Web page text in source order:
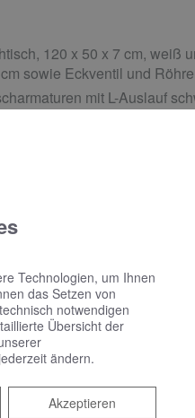
120 x 50 x 7 cm, weiß
sowie Eckventil und
mit L-Auslauf
Leuchte und Glasablage,
x 154,6 x 37,6 cm,
und Schallschutzset
112 cm
Spültechnik, seidenmatt
Technologien, um Ihnen
das Setzen von
notwendigen
Übersicht der
ändern.
Akzeptieren